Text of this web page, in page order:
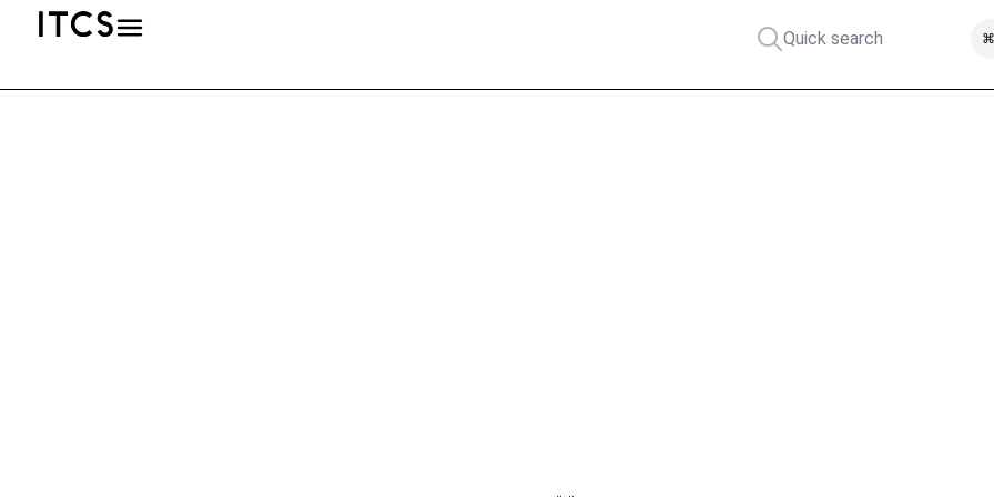
Quick search